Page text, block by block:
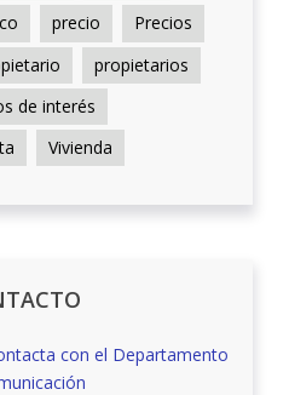
precio
Precios
propietarios
de interés
Vivienda
con el Departamento